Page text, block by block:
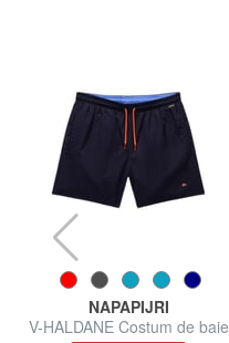
NAPAPIJRI
V-HALDANE Costum de baie